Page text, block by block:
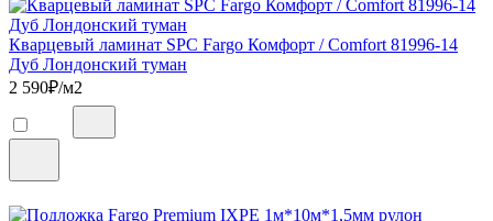
Кварцевый ламинат SPC Fargo Комфорт / Comfort 81996-14
Дуб Лондонский туман
2 590₽/м2